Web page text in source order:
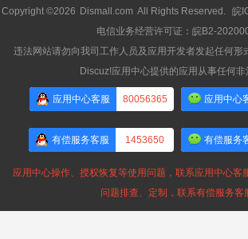
Copyright ©2026 Dismall.com All Rights Reserved. 皖
电信业务经营许可证：皖B2-
违法网站请勿向我司工作人员及应用开发者发起任何形
Discuz!应用中心提供的应用从事任何非
应用中心客服 80056365 应用中心
有偿服务客服 1453650 有偿服务
应用中心操作、授权恢复等使用问题，联系应用中心客
问题排查、定制，联系有偿服务客